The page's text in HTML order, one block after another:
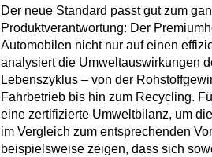
Der neue Standard passt gut zum
Produkt­verantwortung: Der
Automobilen nicht nur auf einen
analysiert die Umweltauswirkungen
Lebenszyklus – von der
Fahrbetrieb bis hin zum Recycling.
eine zertifizierte Umweltbilanz, um
im Vergleich zum entsprechenden
beispielsweise zeigen, dass sich